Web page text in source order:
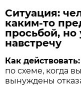
Ситуация:
каким-то
просьбой, но
навстречу
Как действовать:
по схеме, когда
вынуждены